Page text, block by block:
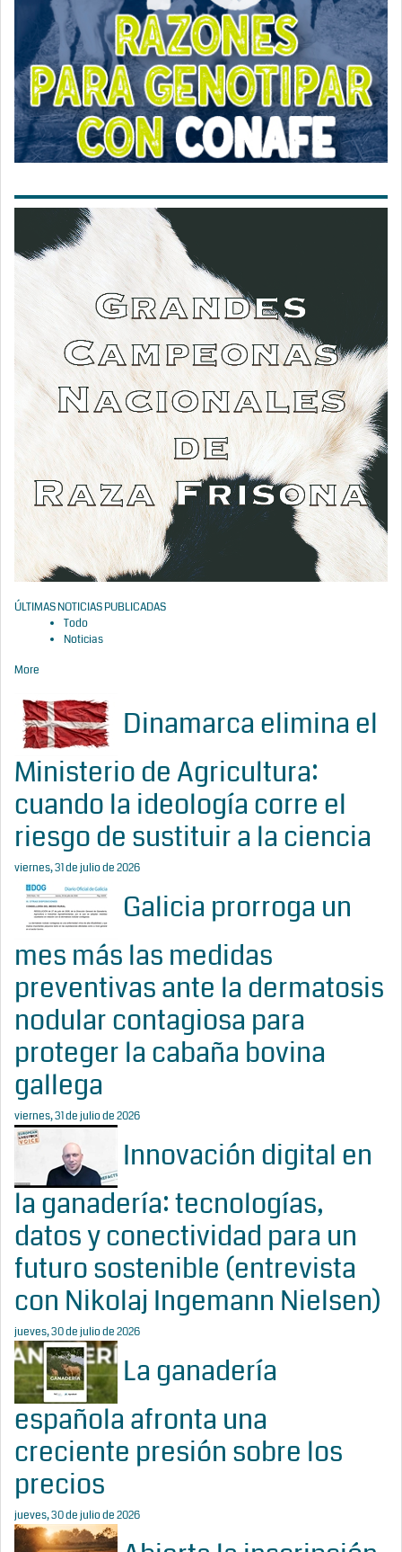
ÚLTIMAS NOTICIAS PUBLICADAS
Todo
Noticias
More
Dinamarca elimina el
Ministerio de Agricultura:
cuando la ideología corre el
riesgo de sustituir a la ciencia
viernes, 31 de julio de 2026
Galicia prorroga un
mes más las medidas
preventivas ante la dermatosis
nodular contagiosa para
proteger la cabaña bovina
gallega
viernes, 31 de julio de 2026
Innovación digital en
la ganadería: tecnologías,
datos y conectividad para un
futuro sostenible (entrevista
con Nikolaj Ingemann Nielsen)
jueves, 30 de julio de 2026
La ganadería
española afronta una
creciente presión sobre los
precios
jueves, 30 de julio de 2026